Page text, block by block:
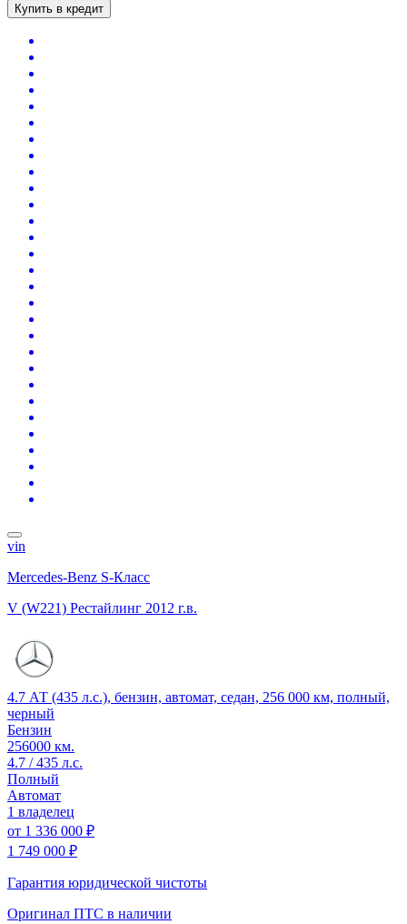
Купить в кредит
vin
Mercedes-Benz S-Класс
V (W221) Рестайлинг 2012 г.в.
4.7 АТ (435 л.с.), бензин, автомат, седан, 256 000 км, полный,
черный
Бензин
256000 км.
4.7 / 435 л.с.
Полный
Автомат
1 владелец
от 1 336 000 ₽
1 749 000 ₽
Гарантия юридической чистоты
Оригинал ПТС в наличии